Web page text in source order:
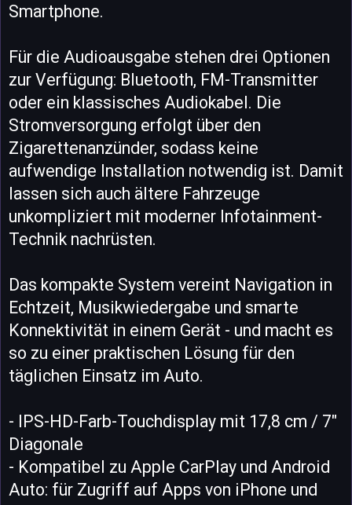
Smartphone.
Für die Audioausgabe stehen drei Optionen
zur Verfügung: Bluetooth, FM-Transmitter
oder ein klassisches Audiokabel. Die
Stromversorgung erfolgt über den
Zigarettenanzünder, sodass keine
aufwendige Installation notwendig ist. Damit
lassen sich auch ältere Fahrzeuge
unkompliziert mit moderner Infotainment-
Technik nachrüsten.
Das kompakte System vereint Navigation in
Echtzeit, Musikwiedergabe und smarte
Konnektivität in einem Gerät - und macht es
so zu einer praktischen Lösung für den
täglichen Einsatz im Auto.
- IPS-HD-Farb-Touchdisplay mit 17,8 cm / 7"
Diagonale
- Kompatibel zu Apple CarPlay und Android
Auto: für Zugriff auf Apps von iPhone und